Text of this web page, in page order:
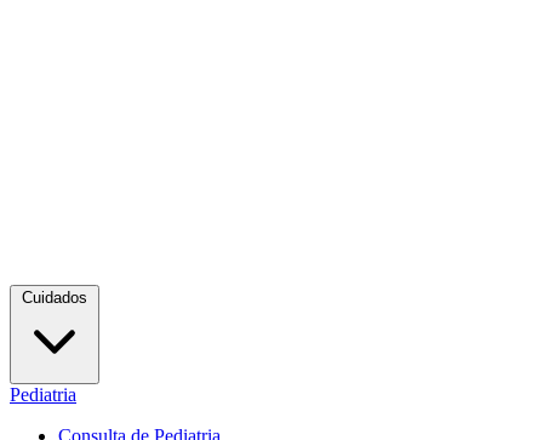
Pediatria
Consulta de Pediatria